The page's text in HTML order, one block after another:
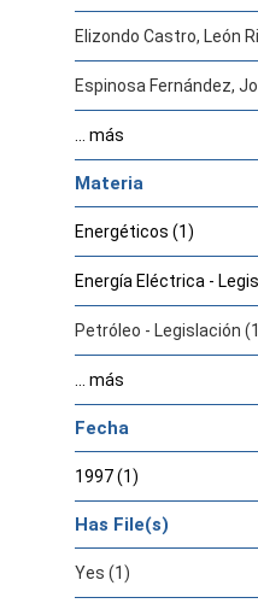
Elizondo Castro, León
Espinosa Fernández,
... más
Materia
Energéticos (1)
Energía Eléctrica -
Petróleo - Legislación
... más
Fecha
1997 (1)
Has File(s)
Yes (1)